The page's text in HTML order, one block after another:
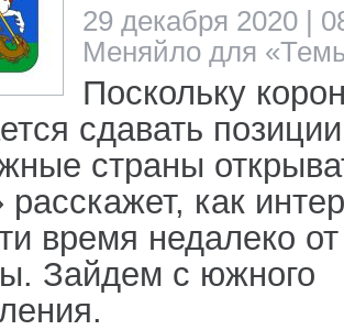
29 декабря 2020 |
Меняйло для
Поскольку
сдавать
страны
как
время недалеко
Зайдем с южного